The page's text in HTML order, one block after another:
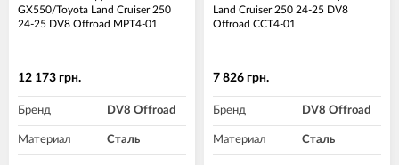
GX550/Toyota Land Cruiser 250
24-25 DV8 Offroad MPT4-01
12 173 грн.
Бренд DV8 Offroad
Материал Сталь
Land Cruiser 250 24-25 DV8
Offroad CCT4-01
7 826 грн.
Бренд DV8 Offroad
Материал Сталь